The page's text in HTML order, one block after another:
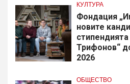
КУЛТУРА
Фондация
новите
Трифонов“
2026
ОБЩЕСТВО